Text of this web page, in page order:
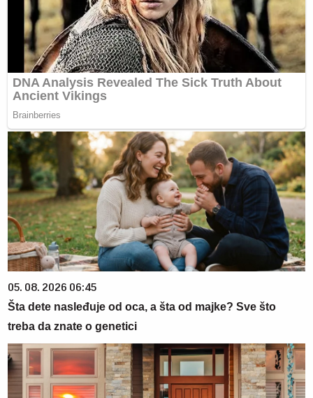
05. 08. 2026 06:45
Šta dete nasleđuje od oca, a šta od majke? Sve što
treba da znate o genetici